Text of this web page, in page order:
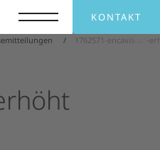
KONTAKT
1762571-encavis-ag-